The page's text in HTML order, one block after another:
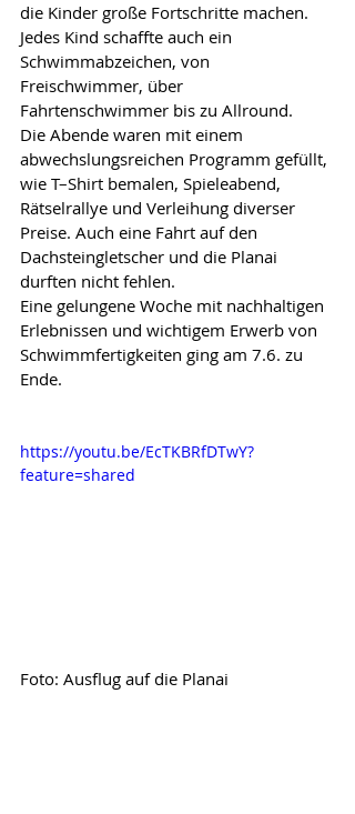
die Kinder große Fortschritte machen.
Jedes Kind schaffte auch ein
Schwimmabzeichen, von
Freischwimmer, über
Fahrtenschwimmer bis zu Allround.
Die Abende waren mit einem
abwechslungsreichen Programm gefüllt,
wie T–Shirt bemalen, Spieleabend,
Rätselrallye und Verleihung diverser
Preise. Auch eine Fahrt auf den
Dachsteingletscher und die Planai
durften nicht fehlen.
Eine gelungene Woche mit nachhaltigen
Erlebnissen und wichtigem Erwerb von
Schwimmfertigkeiten ging am 7.6. zu
Ende.
https://youtu.be/EcTKBRfDTwY?
feature=shared
Foto: Ausflug auf die Planai